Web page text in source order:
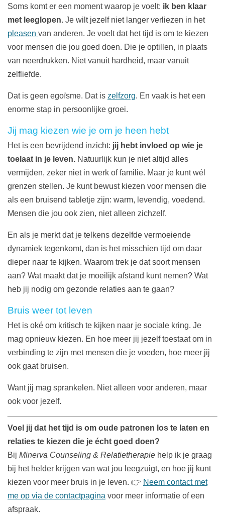
Soms komt er een moment waarop je voelt: ik ben klaar
met leeglopen. Je wilt jezelf niet langer verliezen in het
pleasen van anderen. Je voelt dat het tijd is om te kiezen
voor mensen die jou goed doen. Die je optillen, in plaats
van neerdrukken. Niet vanuit hardheid, maar vanuit
zelfliefde.
Dat is geen egoïsme. Dat is zelfzorg. En vaak is het een
enorme stap in persoonlijke groei.
Jij mag kiezen wie je om je heen hebt
Het is een bevrijdend inzicht: jij hebt invloed op wie je
toelaat in je leven. Natuurlijk kun je niet altijd alles
vermijden, zeker niet in werk of familie. Maar je kunt wél
grenzen stellen. Je kunt bewust kiezen voor mensen die
als een bruisend tabletje zijn: warm, levendig, voedend.
Mensen die jou ook zien, niet alleen zichzelf.
En als je merkt dat je telkens dezelfde vermoeiende
dynamiek tegenkomt, dan is het misschien tijd om daar
dieper naar te kijken. Waarom trek je dat soort mensen
aan? Wat maakt dat je moeilijk afstand kunt nemen? Wat
heb jij nodig om gezonde relaties aan te gaan?
Bruis weer tot leven
Het is oké om kritisch te kijken naar je sociale kring. Je
mag opnieuw kiezen. En hoe meer jij jezelf toestaat om in
verbinding te zijn met mensen die je voeden, hoe meer jij
ook gaat bruisen.
Want jij mag sprankelen. Niet alleen voor anderen, maar
ook voor jezelf.
Voel jij dat het tijd is om oude patronen los te laten en
relaties te kiezen die je écht goed doen?
Bij Minerva Counseling & Relatietherapie help ik je graag
bij het helder krijgen van wat jou leegzuigt, en hoe jij kunt
kiezen voor meer bruis in je leven. 👉 Neem contact met
me op via de contactpagina voor meer informatie of een
afspraak.